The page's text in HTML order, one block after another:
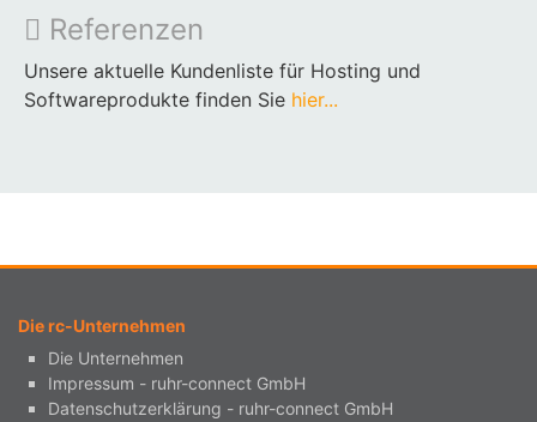
Referenzen
Unsere aktuelle Kundenliste für Hosting und
Softwareprodukte finden Sie hier...
Die rc-Unternehmen
Die Unternehmen
Impressum - ruhr-connect GmbH
Datenschutzerklärung - ruhr-connect GmbH